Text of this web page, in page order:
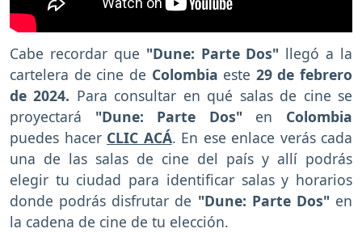
Cabe recordar que "Dune: Parte Dos" llegó a la
cartelera de cine de Colombia este 29 de febrero
de 2024. Para consultar en qué salas de cine se
proyectará "Dune: Parte Dos" en Colombia
puedes hacer CLIC ACÁ. En ese enlace verás cada
una de las salas de cine del país y allí podrás
elegir tu ciudad para identificar salas y horarios
donde podrás disfrutar de "Dune: Parte Dos" en
la cadena de cine de tu elección.